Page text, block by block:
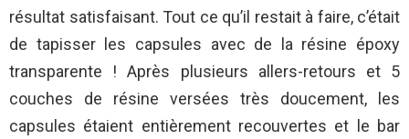
résultat satisfaisant. Tout ce qu’il restait à faire, c’était
de tapisser les capsules avec de la résine époxy
transparente ! Après plusieurs allers-retours et 5
couches de résine versées très doucement, les
capsules étaient entièrement recouvertes et le bar